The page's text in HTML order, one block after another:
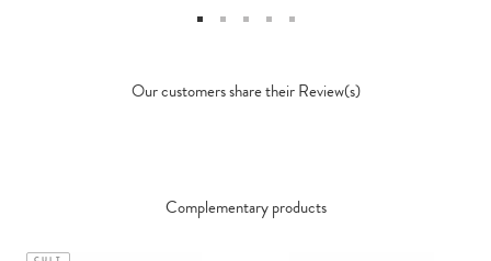
Our customers share their Review(s)
Complementary products